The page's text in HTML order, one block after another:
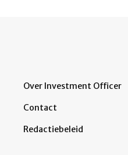
Over Investment Officer
Contact
Redactiebeleid